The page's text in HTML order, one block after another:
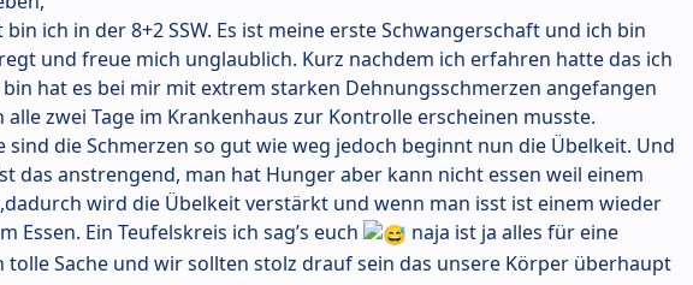
ich in der 8+2 SSW. Es ist meine erste Schwangerschaft und ich bin
und freue mich unglaublich. Kurz nachdem ich erfahren hatte das ich
hat es bei mir mit extrem starken Dehnungsschmerzen angefangen
alle zwei Tage im Krankenhaus zur Kontrolle erscheinen musste.
sind die Schmerzen so gut wie weg jedoch beginnt nun die Übelkeit. Und
das anstrengend, man hat Hunger aber kann nicht essen weil einem
wird die Übelkeit verstärkt und wenn man isst ist einem wieder
Essen. Ein Teufelskreis ich sag’s euch
naja ist ja alles für eine
tolle Sache und wir sollten stolz drauf sein das unsere Körper überhaupt